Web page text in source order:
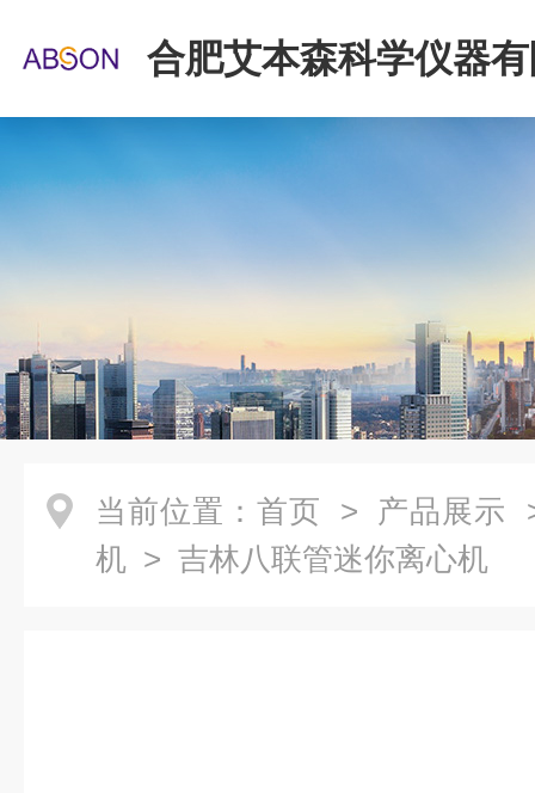
合肥艾本森科学仪器
当前位置： 首页 > 产品展示
机 > 吉林八联管迷你离心机